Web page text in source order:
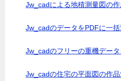
Jw_cadによる地積測量図の
Jw_cadのデータをPDFに一
Jw_cadのフリーの重機デー
Jw_cadの住宅の平面図の作